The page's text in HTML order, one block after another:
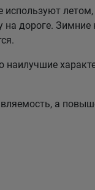
используют
дороге. Зимние
а